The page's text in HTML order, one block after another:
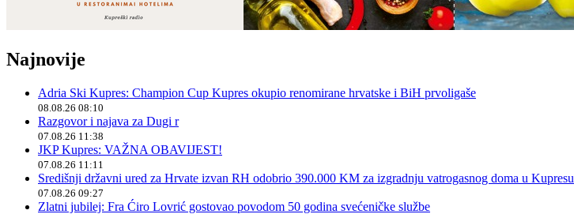
Najnovije
Adria Ski Kupres: Champion Cup Kupres okupio renomirane hrvatske i BiH prvoligaše
08.08.26 08:10
Razgovor i najava za Dugi r
07.08.26 11:38
JKP Kupres: VAŽNA OBAVIJEST!
07.08.26 11:11
Središnji državni ured za Hrvate izvan RH odobrio 390.000 KM za izgradnju vatrogasnog doma u Kupresu
07.08.26 09:27
Zlatni jubilej: Fra Ćiro Lovrić gostovao povodom 50 godina svećeničke službe